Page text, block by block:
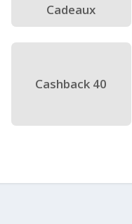
Cadeaux
Cashback 40